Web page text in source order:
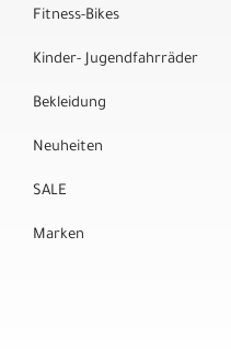
Fitness-Bikes
Kinder- Jugendfahrräder
Bekleidung
Neuheiten
SALE
Marken